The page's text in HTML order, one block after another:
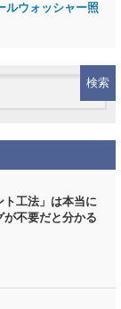
ルウォッシャー照
ト工法」は本当に
不要だと分かる